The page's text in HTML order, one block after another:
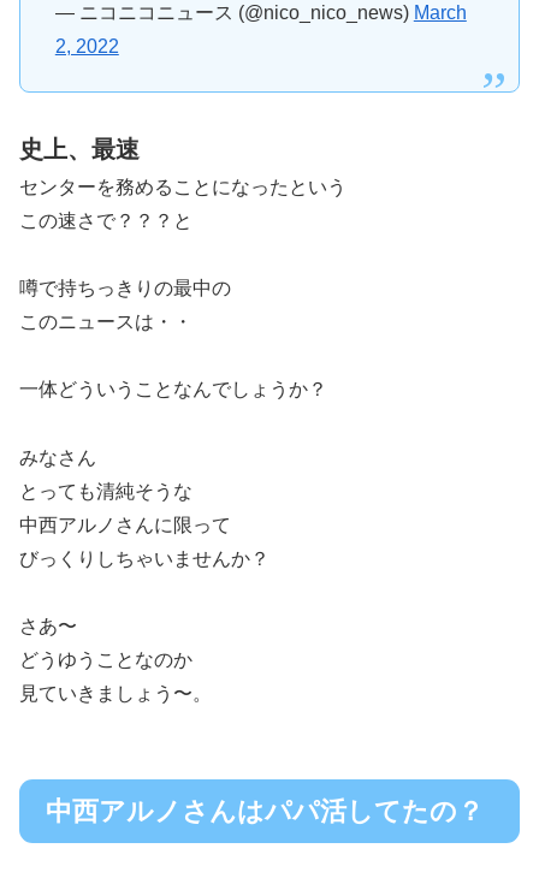
— ニコニコニュース (@nico_nico_news) March
2, 2022
史上、最速
センターを務めることになったという
この速さで？？？と
噂で持ちっきりの最中の
このニュースは・・
一体どういうことなんでしょうか？
みなさん
とっても清純そうな
中西アルノさんに限って
びっくりしちゃいませんか？
さあ〜
どうゆうことなのか
見ていきましょう〜。
中西アルノさんはパパ活してたの？